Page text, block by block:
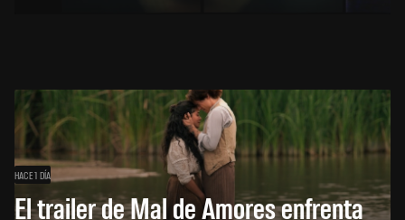
HACE 1 DÍA
El trailer de Mal de Amores enfrenta